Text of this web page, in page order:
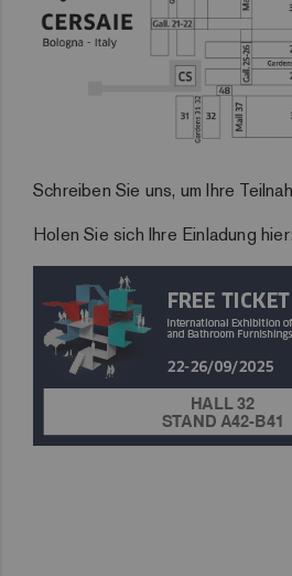
Schreiben Sie uns, um Ihre
Holen Sie sich Ihre Einladung hier: